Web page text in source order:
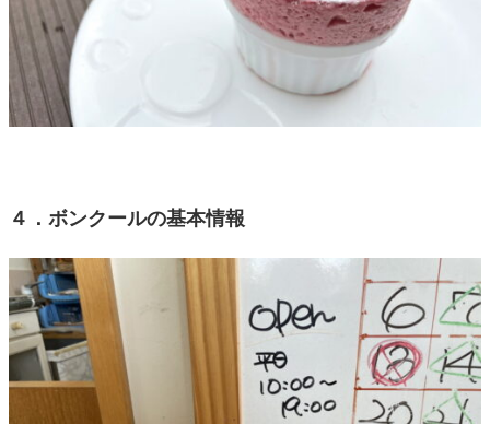
４．ボンクールの基本情報